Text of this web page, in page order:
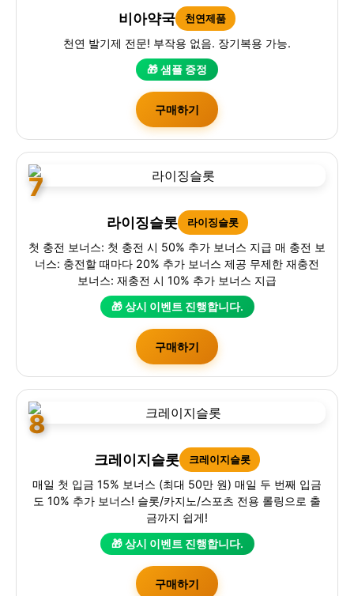
비아약국 천연제품
천연 발기제 전문! 부작용 없음. 장기복용 가능.
🎁 샘플 증정
구매하기
7
라이징슬롯 라이징슬롯
첫 충전 보너스: 첫 충전 시 50% 추가 보너스 지급 매 충전 보
너스: 충전할 때마다 20% 추가 보너스 제공 무제한 재충전
보너스: 재충전 시 10% 추가 보너스 지급
🎁 상시 이벤트 진행합니다.
구매하기
8
크레이지슬롯 크레이지슬롯
매일 첫 입금 15% 보너스 (최대 50만 원) 매일 두 번째 입금
도 10% 추가 보너스! 슬롯/카지노/스포츠 전용 롤링으로 출
금까지 쉽게!
🎁 상시 이벤트 진행합니다.
구매하기